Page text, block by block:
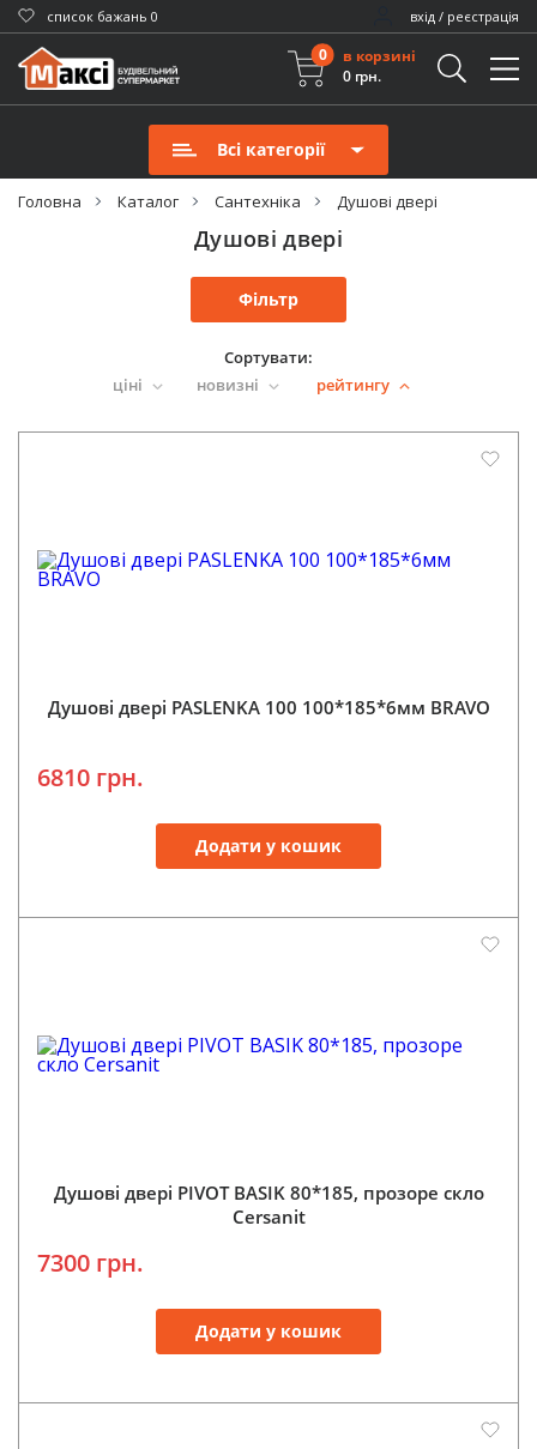
cписок бажань 0 вхід / реєстрація
0
в корзині
0 грн.
Всі категорії
Головна Каталог Сантехніка Душові двері
Душові двері
Фільтр
Сортувати:
ціні
новизні рейтингу
Душові двері PASLENKA 100 100*185*6мм BRAVO
6810 грн.
Додати у кошик
Душові двері PIVOT BASIK 80*185, прозоре скло
Cersanit
7300 грн.
Додати у кошик